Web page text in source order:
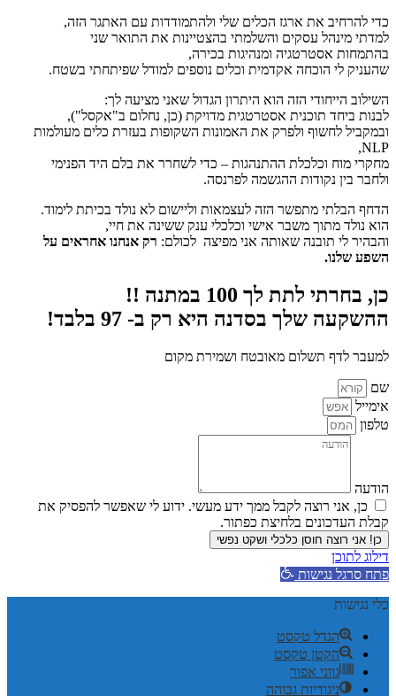
כדי להרחיב את ארגז הכלים שלי ולהתמודדות עם האתגר הזה,
למדתי מינהל עסקים והשלמתי בהצטיינות את התואר שני
בהתמחות אסטרטגיה ומנהיגות בכירה,
שהעניק לי הוכחה אקדמית וכלים נוספים למודל שפיתחתי בשטח.
השילוב הייחודי הזה הוא היתרון הגדול שאני מציעה לך:
לבנות ביחד תוכנית אסטרטגית מדויקת (כן, נחלום ב"אקסל"),
ובמקביל לחשוף ולפרק את האמונות השקופות בעזרת כלים מעולמות
NLP,
מחקרי מוח וכלכלת ההתנהגות – כדי לשחרר את בלם היד הפנימי
ולחבר בין נקודות ההגשמה לפרנסה.
הדחף הבלתי מתפשר הזה לעצמאות וליישום לא נולד בכיתת לימוד.
הוא נולד מתוך משבר אישי וכלכלי ענק ששינה את חיי,
והבהיר לי תובנה שאותה אני מפיצה לכולם: רק אנחנו אחראים על
השפע שלנו.
כן, בחרתי לתת לך 100 במתנה !!
ההשקעה שלך בסדנה היא רק ב- 97 בלבד!
למעבר לדף תשלום מאובטח ושמירת מקום
שם
אימייל
טלפון
הודעה
כן, אני רוצה לקבל ממך ידע מעשי. ידוע לי שאפשר להפסיק את
קבלת העדכונים בלחיצת כפתור.
כן! אני רוצה חוסן כלכלי ושקט נפשי
דילוג לתוכן
פתח סרגל נגישות
כלי נגישות
הגדל טקסט
הקטן טקסט
גווני אפור
ניגודיות גבוהה